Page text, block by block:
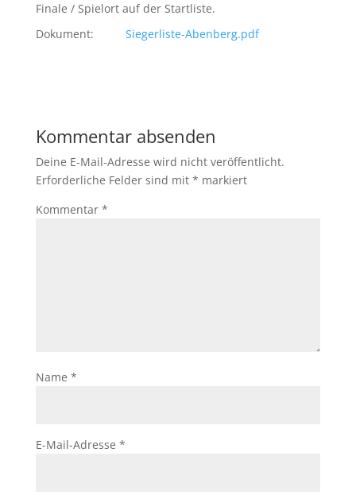
Finale / Spielort auf der Startliste.
Dokument:
Siegerliste-Abenberg.pdf
Kommentar absenden
Deine E-Mail-Adresse wird nicht veröffentlicht.
Erforderliche Felder sind mit * markiert
Kommentar *
Name *
E-Mail-Adresse *